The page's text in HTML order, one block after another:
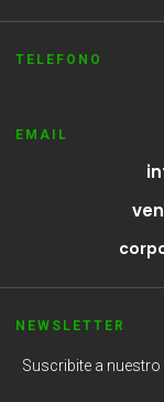
TELEFONO
EMAIL
NEWSLETTER
Suscribite a